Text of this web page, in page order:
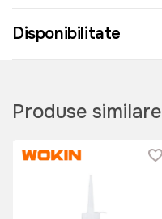
Disponibilitate
Produse similare